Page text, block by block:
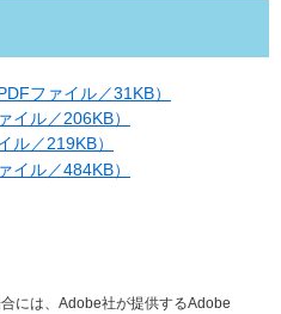
ファイル／31KB）
イル／206KB）
ル／219KB）
イル／484KB）
には、Adobe社が提供するAdobe